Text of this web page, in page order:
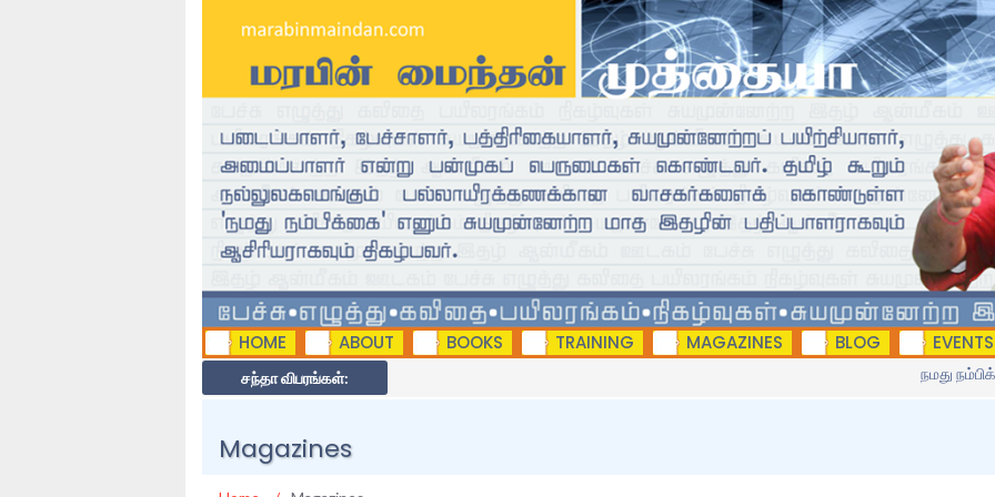
HOME ABOUT BOOKS TRAINING MAGAZINES BLOG EVENTS
சந்தா விபரங்கள்: நமது
Magazines